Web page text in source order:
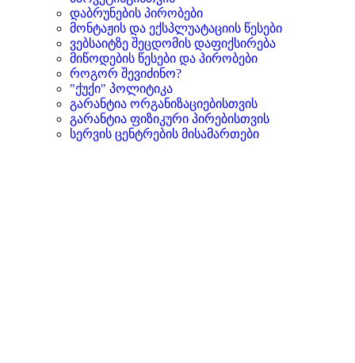
დაბრუნების პირობები
მონტაჟის და ექსპლუატაციის წესები
ვებსაიტზე შეცდომის დაფიქსირება
მიწოდების წესები და პირობები
როგორ შევიძინო?
"ქუქი" პოლიტიკა
გარანტია ორგანიზაციებისთვის
გარანტია ფიზიკური პირებისთვის
სერვის ცენტრების მისამართები